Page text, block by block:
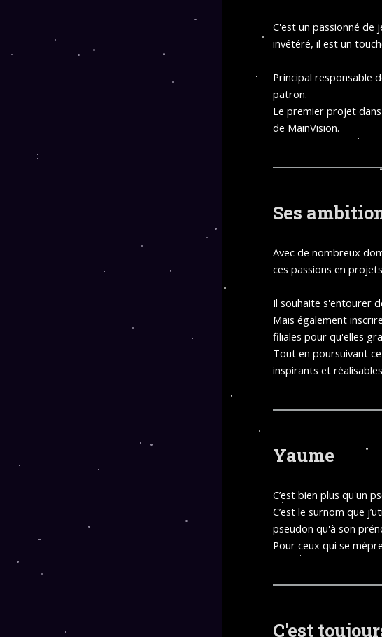
C'est un passionné de
invétéré, il est un
Principal responsable
patron.
Le premier projet
de MainVision.
Ses
Avec de nombreux
ces passions en
Il souhaite s'entourer
Mais également
filiales pour qu'elles
Tout en poursuivant
inspirants et
Yaume
C’est bien plus qu'un
C’est le surnom que
pseudon qu'à son
Pour ceux qui se
C'est